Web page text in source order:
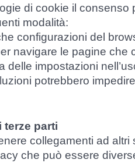
di cookie il
modalità:
configurazioni del
navigare le pagine che
impostazioni
potrebbero
terze parti
collegamenti ad
che può essere